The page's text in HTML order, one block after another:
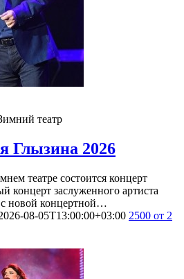
театр
Глызина 2026
театре состоится концерт
концерт заслуженного артиста
новой концертной…
08-05T13:00:00+03:00 2500 от 2